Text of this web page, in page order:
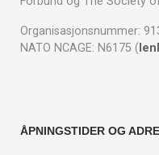
Organisasjonsnummer:
NATO NCAGE: N6175 (
ÅPNINGSTIDER OG